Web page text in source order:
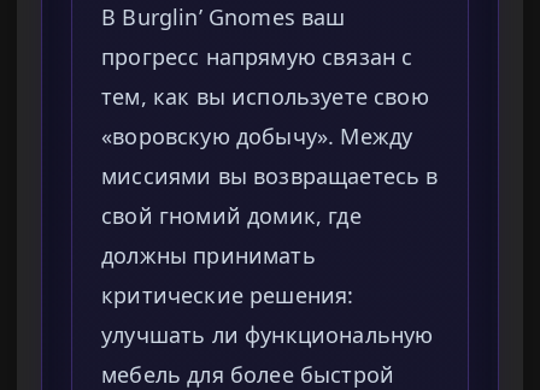
В Burglin’ Gnomes ваш
прогресс напрямую связан с
тем, как вы используете свою
«воровскую добычу». Между
миссиями вы возвращаетесь в
свой гномий домик, где
должны принимать
критические решения:
улучшать ли функциональную
мебель для более быстрой